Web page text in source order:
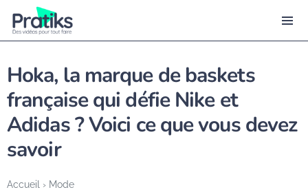
Accueil › Mode
Hoka, la marque de baskets
française qui défie Nike et
Adidas ? Voici ce que vous devez
savoir